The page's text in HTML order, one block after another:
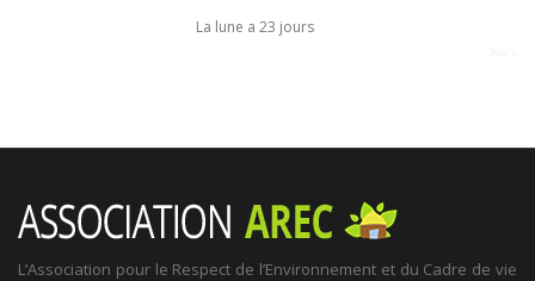
La lune a 23 jours
L’Association pour le Respect de l’Environnement et du Cadre de vie